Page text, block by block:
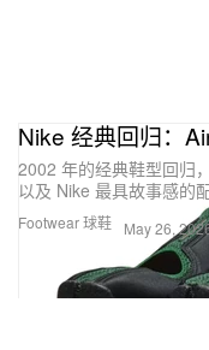
Footwear 球鞋
Nike 经典回归：
2002 年的经典鞋型回归
以及 Nike 最具故事感的
May 26,